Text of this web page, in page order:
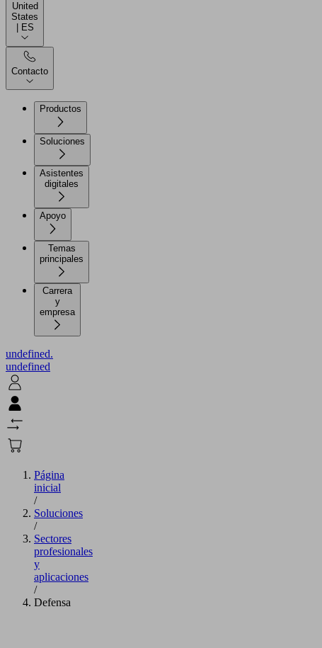
United
States
| ES
Contacto
Productos
Soluciones
Asistentes
Apoyo
Temas
principales
Carrera
y
empresa
undefined.
undefined
Página
inicial
/
Soluciones
/
Sectores
profesionales
y
aplicaciones
/
Defensa